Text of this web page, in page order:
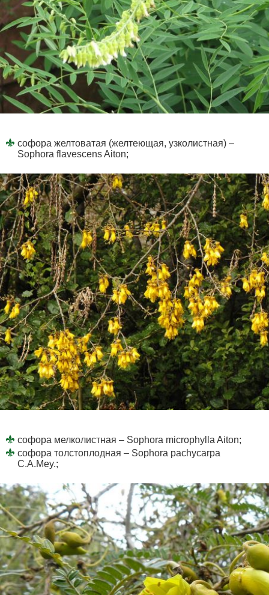
софора желтоватая (желтеющая, узколистная) –
Sophora flavescens Aiton;
софора мелколистная – Sophora microphylla Aiton;
софора толстоплодная – Sophora pachycarpa
C.A.Mey.;